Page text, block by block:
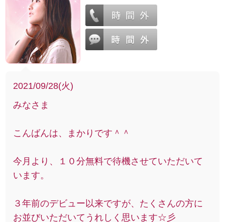
2021/09/28(火)
みなさま
こんばんは、まかりです＾＾
今月より、１０分無料で待機させていただいて
います。
３年前のデビュー以来ですが、たくさんの方に
お並びいただいてうれしく思います☆彡